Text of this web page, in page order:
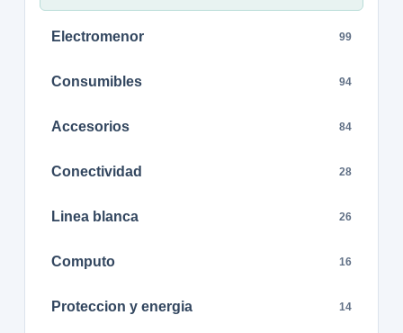
Electromenor 99
Consumibles 94
Accesorios 84
Conectividad 28
Linea blanca 26
Computo 16
Proteccion y energia 14